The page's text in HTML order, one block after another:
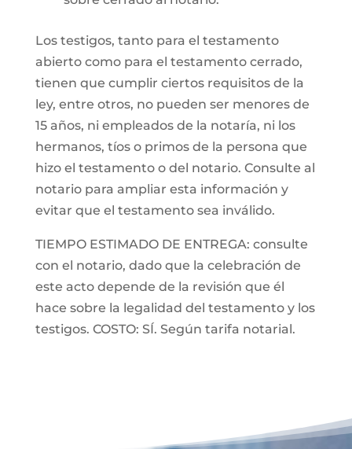
Los testigos, tanto para el testamento
abierto como para el testamento cerrado,
tienen que cumplir ciertos requisitos de la
ley, entre otros, no pueden ser menores de
15 años, ni empleados de la notaría, ni los
hermanos, tíos o primos de la persona que
hizo el testamento o del notario. Consulte al
notario para ampliar esta información y
evitar que el testamento sea inválido.
TIEMPO ESTIMADO DE ENTREGA: consulte
con el notario, dado que la celebración de
este acto depende de la revisión que él
hace sobre la legalidad del testamento y los
testigos. COSTO: SÍ. Según tarifa notarial.